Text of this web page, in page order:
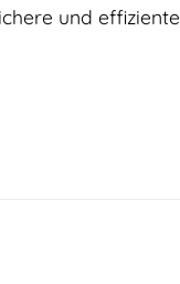
und effiziente